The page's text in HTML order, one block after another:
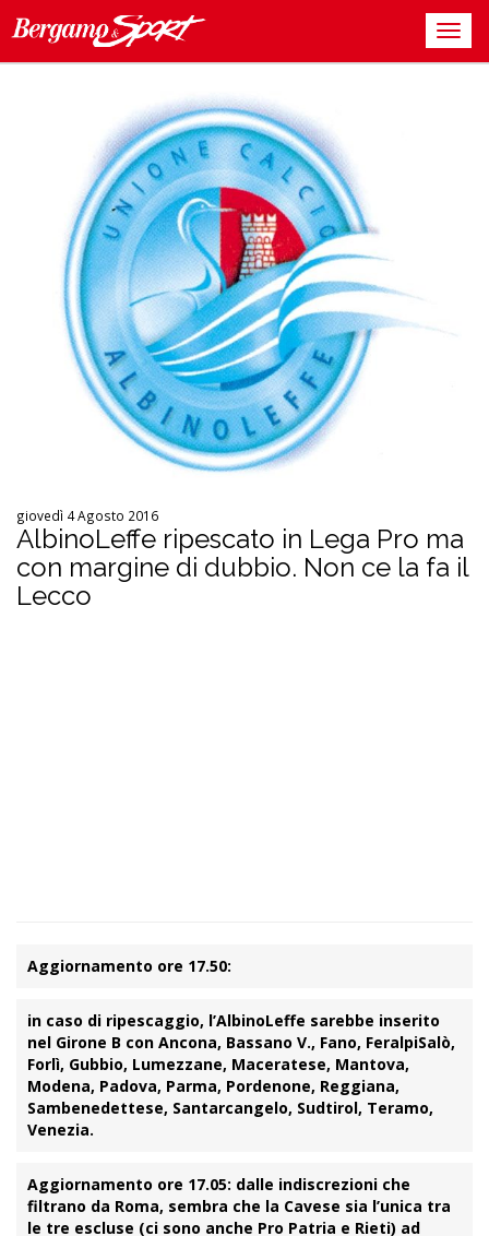
giovedì 4 Agosto 2016
AlbinoLeffe ripescato in Lega Pro ma
con margine di dubbio. Non ce la fa il
Lecco
Aggiornamento ore 17.50:
in caso di ripescaggio, l’AlbinoLeffe sarebbe inserito
nel Girone B con Ancona, Bassano V., Fano, FeralpiSalò,
Forlì, Gubbio, Lumezzane, Maceratese, Mantova,
Modena, Padova, Parma, Pordenone, Reggiana,
Sambenedettese, Santarcangelo, Sudtirol, Teramo,
Venezia.
Aggiornamento ore 17.05: dalle indiscrezioni che
filtrano da Roma, sembra che la Cavese sia l’unica tra
le tre escluse (ci sono anche Pro Patria e Rieti) ad